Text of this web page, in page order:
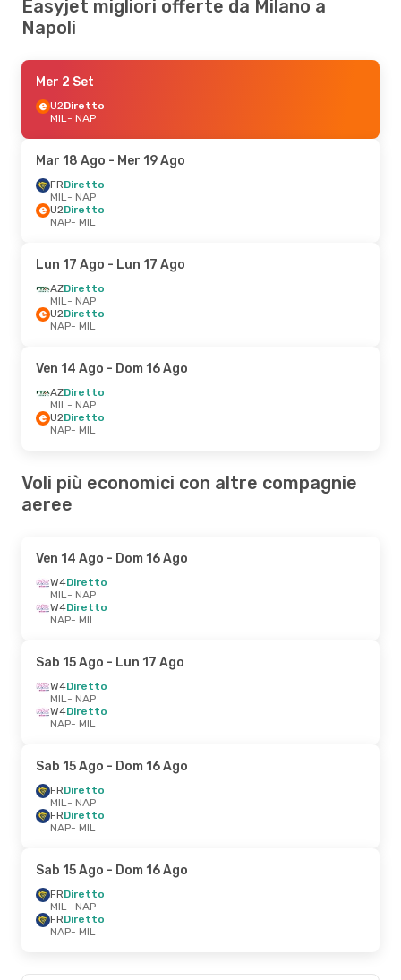
Easyjet migliori offerte da Milano a
Napoli
Mer 2 Set
U2Diretto
MIL- NAP
Mar 18 Ago - Mer 19 Ago
FRDiretto
MIL- NAP
U2Diretto
NAP- MIL
Lun 17 Ago - Lun 17 Ago
AZDiretto
MIL- NAP
U2Diretto
NAP- MIL
Ven 14 Ago - Dom 16 Ago
AZDiretto
MIL- NAP
U2Diretto
NAP- MIL
Voli più economici con altre compagnie
aeree
Ven 14 Ago - Dom 16 Ago
W4Diretto
MIL- NAP
W4Diretto
NAP- MIL
Sab 15 Ago - Lun 17 Ago
W4Diretto
MIL- NAP
W4Diretto
NAP- MIL
Sab 15 Ago - Dom 16 Ago
FRDiretto
MIL- NAP
FRDiretto
NAP- MIL
Sab 15 Ago - Dom 16 Ago
FRDiretto
MIL- NAP
FRDiretto
NAP- MIL